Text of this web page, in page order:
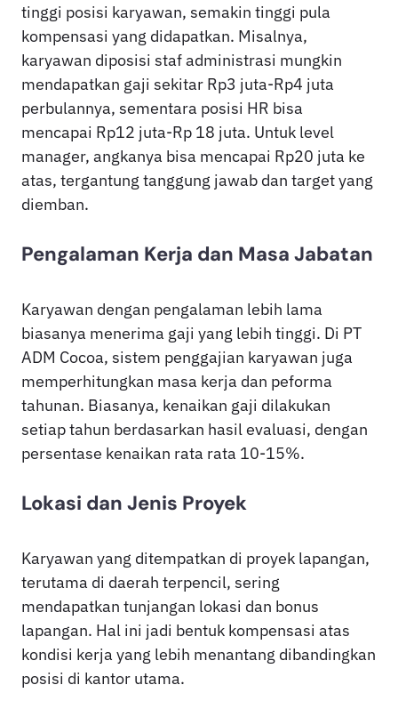
tinggi posisi karyawan, semakin tinggi pula
kompensasi yang didapatkan. Misalnya,
karyawan diposisi staf administrasi mungkin
mendapatkan gaji sekitar Rp3 juta-Rp4 juta
perbulannya, sementara posisi HR bisa
mencapai Rp12 juta-Rp 18 juta. Untuk level
manager, angkanya bisa mencapai Rp20 juta ke
atas, tergantung tanggung jawab dan target yang
diemban.
Pengalaman Kerja dan Masa Jabatan
Karyawan dengan pengalaman lebih lama
biasanya menerima gaji yang lebih tinggi. Di PT
ADM Cocoa, sistem penggajian karyawan juga
memperhitungkan masa kerja dan peforma
tahunan. Biasanya, kenaikan gaji dilakukan
setiap tahun berdasarkan hasil evaluasi, dengan
persentase kenaikan rata rata 10-15%.
Lokasi dan Jenis Proyek
Karyawan yang ditempatkan di proyek lapangan,
terutama di daerah terpencil, sering
mendapatkan tunjangan lokasi dan bonus
lapangan. Hal ini jadi bentuk kompensasi atas
kondisi kerja yang lebih menantang dibandingkan
posisi di kantor utama.